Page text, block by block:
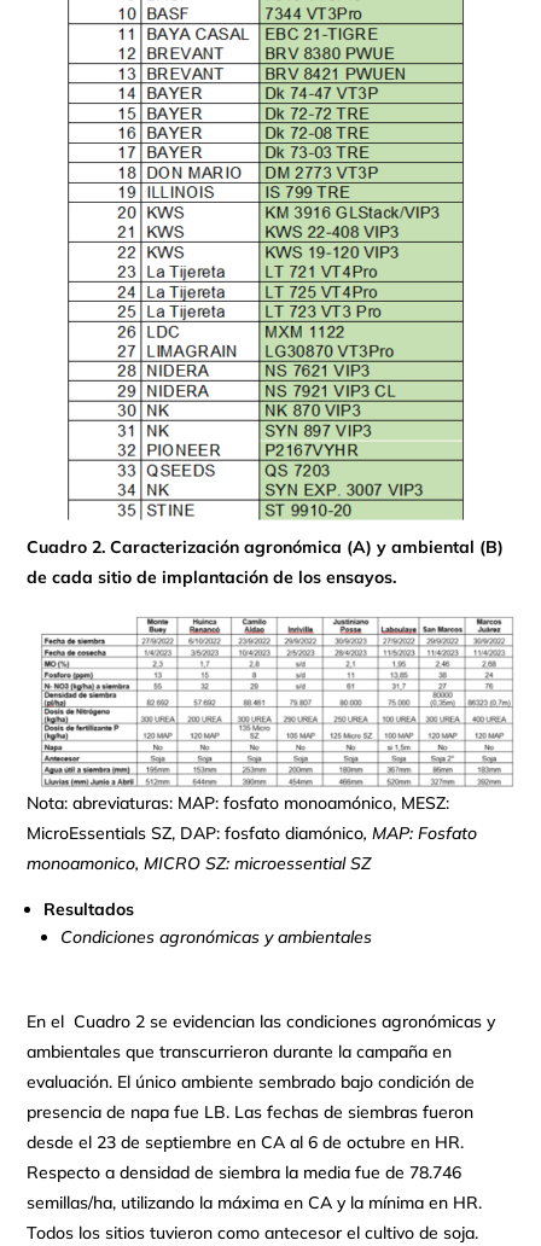
Cuadro 2. Caracterización agronómica (A) y ambiental (B)
de cada sitio de implantación de los ensayos.
Nota: abreviaturas: MAP: fosfato monoamónico, MESZ:
MicroEssentials SZ, DAP: fosfato diamónico, MAP: Fosfato
monoamonico, MICRO SZ: microessential SZ
Resultados
Condiciones agronómicas y ambientales
En el Cuadro 2 se evidencian las condiciones agronómicas y
ambientales que transcurrieron durante la campaña en
evaluación. El único ambiente sembrado bajo condición de
presencia de napa fue LB. Las fechas de siembras fueron
desde el 23 de septiembre en CA al 6 de octubre en HR.
Respecto a densidad de siembra la media fue de 78.746
semillas/ha, utilizando la máxima en CA y la mínima en HR.
Todos los sitios tuvieron como antecesor el cultivo de soja.